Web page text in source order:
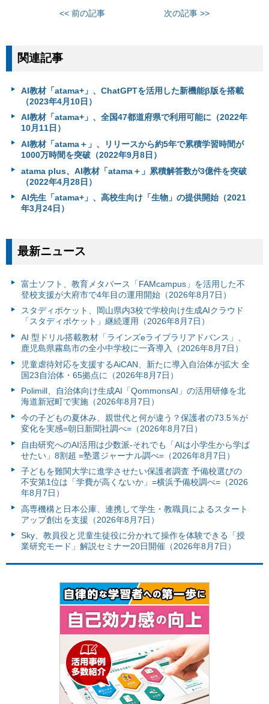
<< 前の記事 次の記事 >>
関連記事
AI教材「atama+」、ChatGPTを活用した新機能β版を搭載
（2023年4月10日）
AI教材「atama+」、全国47都道府県で利用可能に（2022年
10月11日）
AI教材「atama＋」、リリースから約5年で累積学習時間が
1000万時間を突破（2022年9月8日）
atama plus、AI教材「atama＋」累積解答数が3億件を突破
（2022年4月28日）
AI先生「atama+」、高校生向け「生物」の提供開始（2021
年3月24日）
最新ニュース
富⼠ソフト、教育メタバース「FAMcampus」を活用した不
登校支援が大府市で4年目の運用開始（2026年8月7日）
スタディポケット、岡山県内3校で学校向け生成AIクラウド
「スタディポケット」継続運用（2026年8月7日）
AI 型ドリル搭載教材「ラインズeライブラリアドバンス」、
鹿児島県霧島市の全小中学校に一斉導入（2026年8月7日）
児童虐待対応を支援するAiCAN、新たに導入自治体が拡大 全
国23自治体・65拠点に（2026年8月7日）
Polimill、自治体向け生成AI「QommonsAI」の活用研修を北
海道新冠町で実施（2026年8月7日）
今の子どもの夏休み、親世代と何が違う？保護者の73.5％が
変化を実感=朝日新聞社調べ=（2026年8月7日）
自由研究へのAI活用は少数派-それでも「AIは小学生から学ば
せたい」8割超 =塾選ジャーナル調べ=（2026年8月7日）
子どもを難関大学に進学させたい保護者調査 予備校選びの
不安第1位は「学費が高くないか」=横浜予備校調べ=（2026
年8月7日）
高専機構と日本公庫、連携して学生・教職員によるスタート
アップ創出を支援（2026年8月7日）
Sky、教員役と児童生徒役に分かれて操作を体験できる「授
業研究モード」解説セミナー20日開催（2026年8月7日）